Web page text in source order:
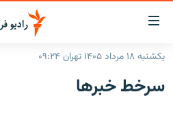
لینک‌های
قابلیت
دسترسی
بازگشت
ایران
یکشنبه ۱۸ مرداد ۱۴۰۵ تهران ۰۹:۲۴
سرخط‌ خبرها